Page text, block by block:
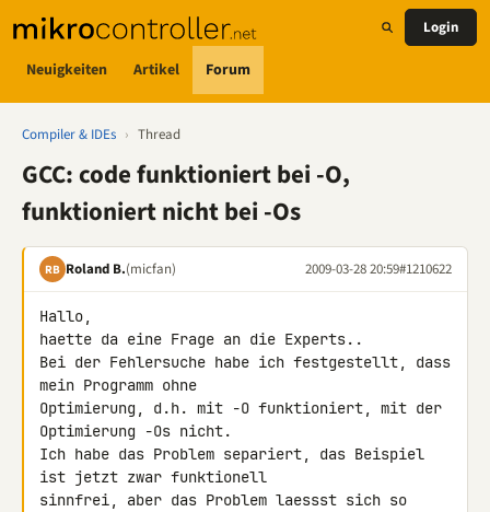
Neuigkeiten Artikel Forum
Login
Compiler & IDEs › Thread
GCC: code funktioniert bei -O,
funktioniert nicht bei -Os
RB Roland B.(micfan) 2009-03-28 20:59#1210622
Hallo,
haette da eine Frage an die Experts..
Bei der Fehlersuche habe ich festgestellt, dass
mein Programm ohne
Optimierung, d.h. mit -O funktioniert, mit der
Optimierung -Os nicht.
Ich habe das Problem separiert, das Beispiel
ist jetzt zwar funktionell
sinnfrei, aber das Problem laessst sich so